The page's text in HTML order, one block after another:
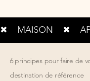
✖    MAISON    ✖
6 principes pour faire de
destination de référence